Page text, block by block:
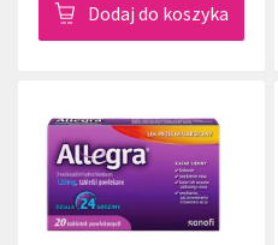
Dodaj do koszyka